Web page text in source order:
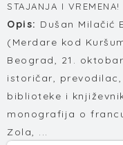
STAJANJA I VREMENA!
Opis: Dušan Milačić
(Merdare kod
Beograd, 21.
istoričar,
biblioteke i
monografija o
Zola, ...